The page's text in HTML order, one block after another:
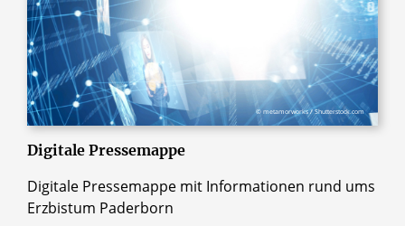
© metamorworks / Shutterstock.com
Digitale Pressemappe
Digitale Pressemappe mit Informationen rund ums
Erzbistum Paderborn